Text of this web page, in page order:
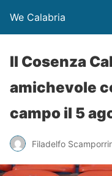
We Calabria
Il Cosenza
amichevole
campo il 5
Filadelfo